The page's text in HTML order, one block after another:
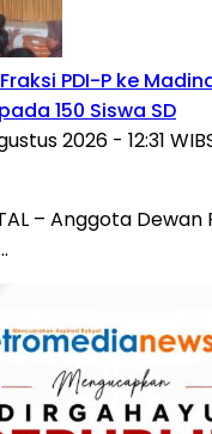
PDI-P ke
150 Siswa SD
2026 - 12:31 WIB
– Anggota